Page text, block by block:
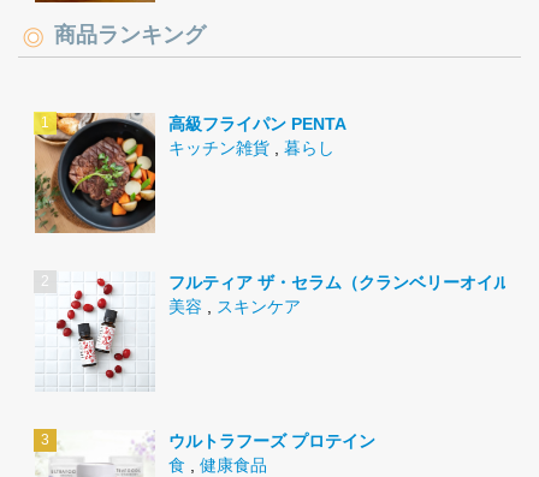
商品ランキング
高級フライパン PENTA
キッチン雑貨
暮らし
フルティア ザ・セラム（クランベリーオイル）
美容
スキンケア
ウルトラフーズ プロテイン
食
健康食品